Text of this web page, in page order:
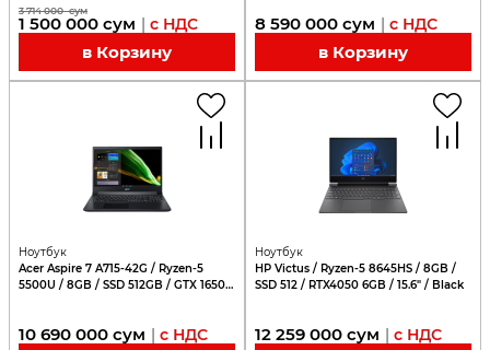
3 714 000 сум
1 500 000 сум | с НДС
в Корзину
8 590 000 сум | с НДС
в Корзину
Ноутбук
Acer Aspire 7 A715-42G / Ryzen-5
5500U / 8GB / SSD 512GB / GTX 1650
10 690 000 сум | с НДС
Ноутбук
HP Victus / Ryzen-5 8645HS / 8GB /
SSD 512 / RTX4050 6GB / 15.6" / Black
12 259 000 сум | с НДС